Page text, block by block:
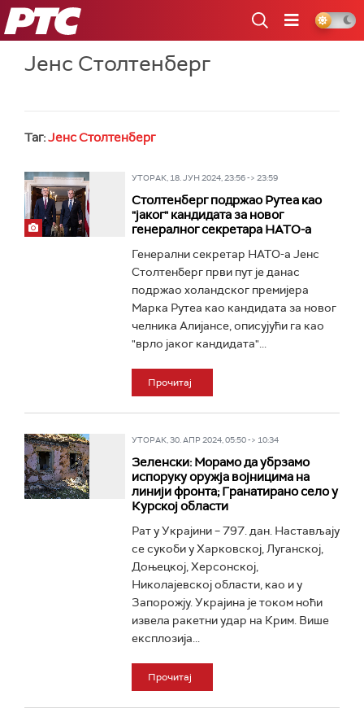
РТС
Јенс Столтенберг
Таг:Јенс Столтенберг
УТОРАК, 18. ЈУН 2024, 23:56 -> 23:59
Столтенберг подржао Рутеа као
"јаког" кандидата за новог
генералног секретара НАТО-а
Генерални секретар НАТО-а Јенс
Столтенберг први пут је данас
подржао холандског премијера
Марка Рутеа као кандидата за новог
челника Алијансе, описујући га као
"врло јаког кандидата"...
Прочитај
УТОРАК, 30. АПР 2024, 05:50 -> 10:34
Зеленски: Морамо да убрзамо
испоруку оружја војницима на
линији фронта; Гранатирано село у
Курској области
Рат у Украјини – 797. дан. Настављају
се сукоби у Харковској, Луганској,
Доњецкој, Херсонској,
Николајевској области, као и у
Запорожју. Украјина је током ноћи
извела ракетни удар на Крим. Више
експлозија...
Прочитај